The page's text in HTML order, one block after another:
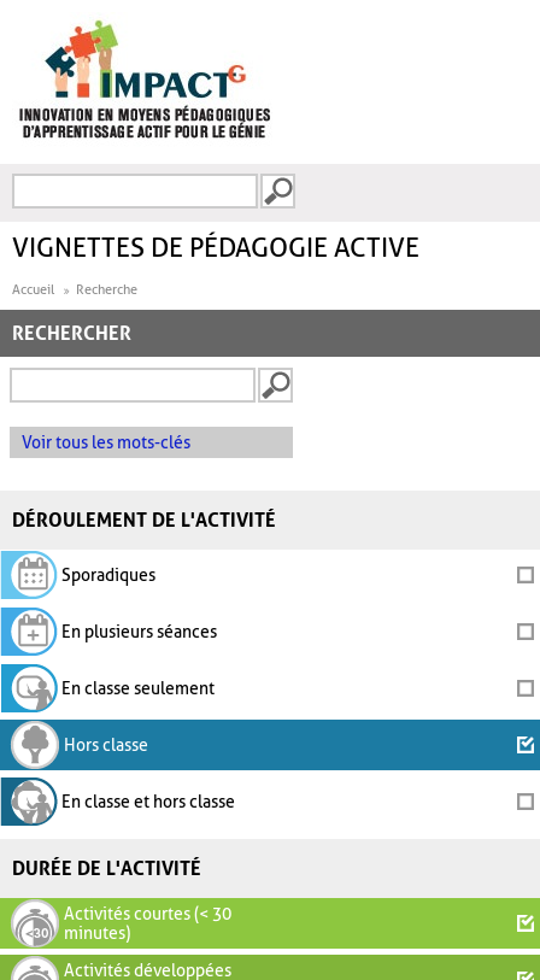
FORMULAIRE DE
VIGNETTES DE PÉDAGOGIE ACTIVE
Accueil Recherche
RECHERCHER
Voir tous les mots-clés
DÉROULEMENT DE L'ACTIVITÉ
Sporadiques
En plusieurs séances
En classe seulement
Hors classe
En classe et hors classe
DURÉE DE L'ACTIVITÉ
Activités courtes (< 30
minutes)
Activités développées